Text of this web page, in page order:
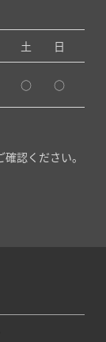
土 日
○ ○
確認ください。